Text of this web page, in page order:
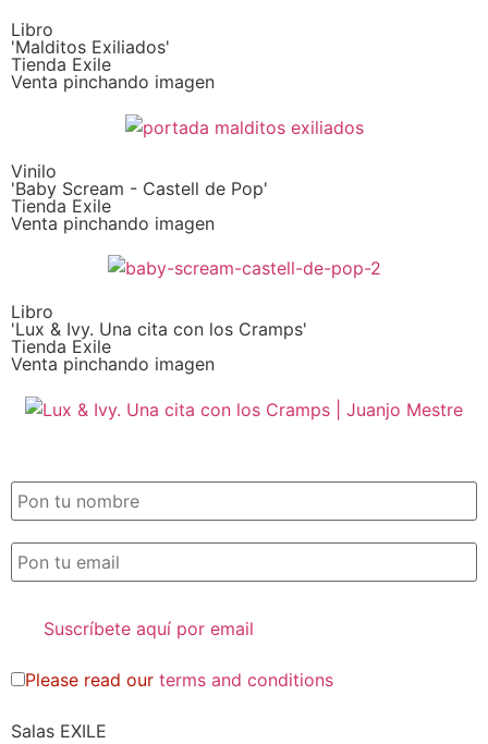
Libro
'Malditos Exiliados'
Tienda Exile
Venta pinchando imagen
Vinilo
'Baby Scream - Castell de Pop'
Tienda Exile
Venta pinchando imagen
Libro
'Lux & Ivy. Una cita con los Cramps'
Tienda Exile
Venta pinchando imagen
Please read our terms and conditions
Salas EXILE